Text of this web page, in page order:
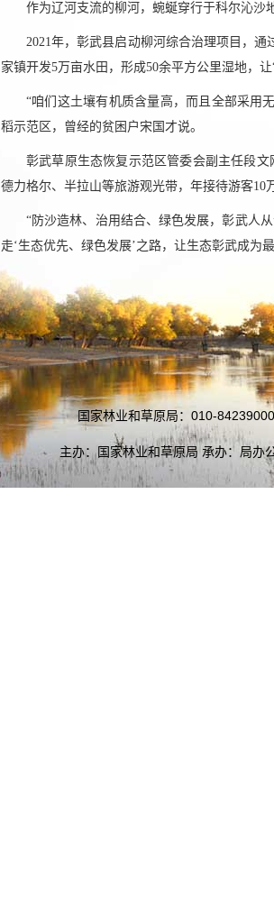
作为辽河支流的柳河，蜿蜒穿行于科尔沁沙
2021年，彰武县启动柳河综合治理项目，
家镇开发5万亩水田，形成50余平方公里湿地，
“咱们这土壤有机质含量高，而且全部采用
稻示范区，曾经的贫困户宋国才说。
彰武草原生态恢复示范区管委会副主任段
德力格尔、半拉山等旅游观光带，年接待游客10
“防沙造林、治用结合、绿色发展，彰武人
走‘生态优先、绿色发展’之路，让生态彰武成为
国家林业和草原局：010-
主办：国家林业和草原局 承办：局办